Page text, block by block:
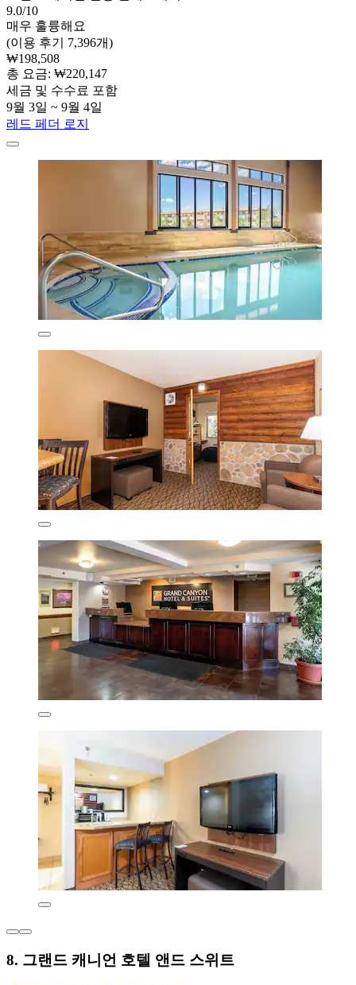
9.0/10
매우 훌륭해요
(이용 후기 7,396개)
₩198,508
총 요금: ₩220,147
세금 및 수수료 포함
9월 3일 ~ 9월 4일
레드 페더 로지
8. 그랜드 캐니언 호텔 앤드 스위트